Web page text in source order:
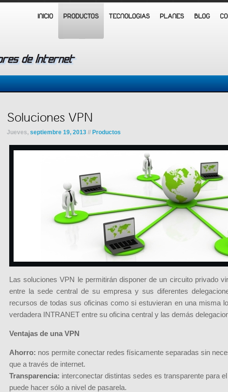
Soluciones VPN
Jueves, septiembre 19, 2013 // Productos
Las soluciones VPN le permitirán disponer de un circuito privado
entre la sede central de su empresa y sus diferentes
recursos de todas sus oficinas como si estuvieran en una misma
verdadera INTRANET entre su oficina central y las demás
Ventajas de una VPN
Ahorro: nos permite conectar redes físicamente separadas sin
que a través de internet.
Transparencia: interconectar distintas sedes es transparente para
puede hacer sólo a nivel de pasarela.